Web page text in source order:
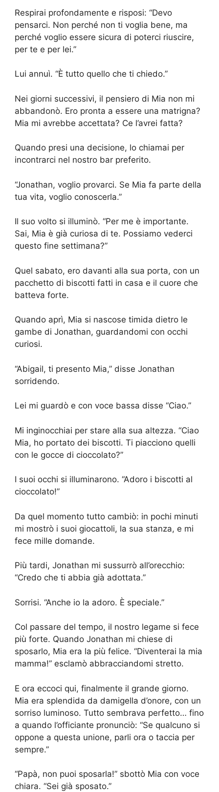
Respirai profondamente e risposi: “Devo
pensarci. Non perché non ti voglia bene, ma
perché voglio essere sicura di poterci riuscire,
per te e per lei.”
Lui annuì. “È tutto quello che ti chiedo.”
Nei giorni successivi, il pensiero di Mia non mi
abbandonò. Ero pronta a essere una matrigna?
Mia mi avrebbe accettata? Ce l’avrei fatta?
Quando presi una decisione, lo chiamai per
incontrarci nel nostro bar preferito.
“Jonathan, voglio provarci. Se Mia fa parte della
tua vita, voglio conoscerla.”
Il suo volto si illuminò. “Per me è importante.
Sai, Mia è già curiosa di te. Possiamo vederci
questo fine settimana?”
Quel sabato, ero davanti alla sua porta, con un
pacchetto di biscotti fatti in casa e il cuore che
batteva forte.
Quando aprì, Mia si nascose timida dietro le
gambe di Jonathan, guardandomi con occhi
curiosi.
“Abigail, ti presento Mia,” disse Jonathan
sorridendo.
Lei mi guardò e con voce bassa disse “Ciao.”
Mi inginocchiai per stare alla sua altezza. “Ciao
Mia, ho portato dei biscotti. Ti piacciono quelli
con le gocce di cioccolato?”
I suoi occhi si illuminarono. “Adoro i biscotti al
cioccolato!”
Da quel momento tutto cambiò: in pochi minuti
mi mostrò i suoi giocattoli, la sua stanza, e mi
fece mille domande.
Più tardi, Jonathan mi sussurrò all’orecchio:
“Credo che ti abbia già adottata.”
Sorrisi. “Anche io la adoro. È speciale.”
Col passare del tempo, il nostro legame si fece
più forte. Quando Jonathan mi chiese di
sposarlo, Mia era la più felice. “Diventerai la mia
mamma!” esclamò abbracciandomi stretto.
E ora eccoci qui, finalmente il grande giorno.
Mia era splendida da damigella d’onore, con un
sorriso luminoso. Tutto sembrava perfetto… fino
a quando l’officiante pronunciò: “Se qualcuno si
oppone a questa unione, parli ora o taccia per
sempre.”
“Papà, non puoi sposarla!” sbottò Mia con voce
chiara. “Sei già sposato.”